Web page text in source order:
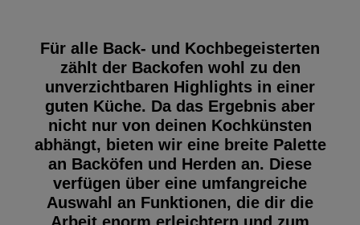
Für alle Back- und Kochbegeisterten
zählt der Backofen wohl zu den
unverzichtbaren Highlights in einer
guten Küche. Da das Ergebnis aber
nicht nur von deinen Kochkünsten
abhängt, bieten wir eine breite Palette
an Backöfen und Herden an. Diese
verfügen über eine umfangreiche
Auswahl an Funktionen, die dir die